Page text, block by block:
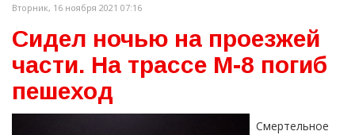
Вторник, 16 ноября 2021 07:16
Сидел ночью на проезжей
части. На трассе М-8 погиб
пешеход
Смертельное